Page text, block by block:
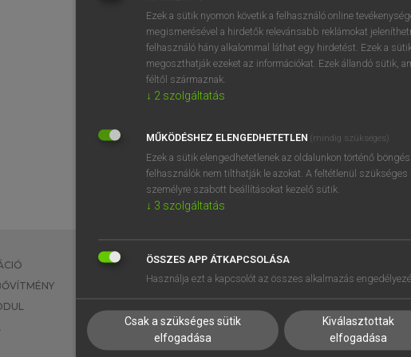
BELÉPÉS
EGYÉNI FELHASZNÁLÓKNAK
TANULÓKNAK
VÁLLALATI MEGOLDÁSOK
SÚGÓ
RÓLUNK
SÜTI BEÁLLÍTÁSOK
Ezek a sütik nyomon követik a felhasználó online
megismerésével a hirdetők relevánsabb reklámokat
felhasználó hány alkalommal láthat egy hirdetést. Ezek a
megoszthatják ezeket az információkat. Ezek állandó sütik,
féltől származnak.
↓ 2 szolgáltatás
MŰKÖDÉSHEZ ELENGEDHETETLEN (mindig szükséges)
Ezek a sütik elengedhetetlenek az oldalunkon történő
felhasználók nem tilthatják le azokat. A feltétlenül
személyre szabott beállításokat kezelő sütik.
↓ 3 szolgáltatás
ÖSSZES APP ÁTKAPCSOLÁSA
Használja ezt a kapcsolót az összes alkalmazás
Csak a szükséges sütik
elfogadása
Kiválasztottak
elfogadása